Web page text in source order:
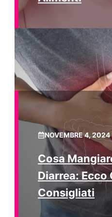
NOVEMBRE 4, 2024
Cosa
Diarrea: Ecco
Consigliati